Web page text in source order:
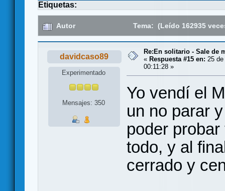
Etiquetas:
Autor Tema: (Leído 162935
davidcaso89
Experimentado
Mensajes: 350
Re:En solitario - Sale de
« Respuesta #15 en: 25
00:11:28 »
Yo vendí el
un no parar
poder
todo, y al
cerrado y